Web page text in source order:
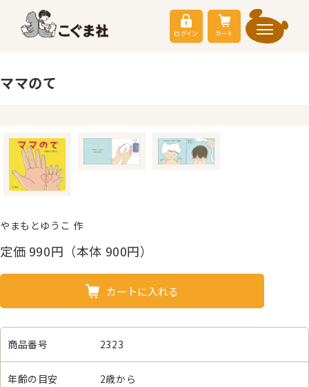
ログイン カート
ママのて
やまもとゆうこ 作
定価 990円（本体 900円）
カートに入れる
商品番号 2323
年齢の目安 2歳から